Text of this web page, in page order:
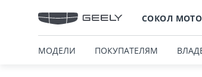
СОКОЛ
МОДЕЛИ ПОКУПАТЕЛЯМ